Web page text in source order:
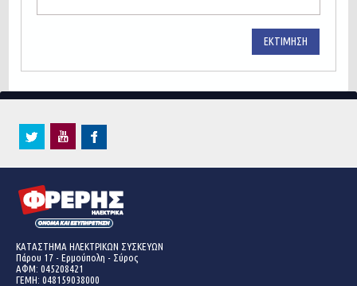
ΕΚΤΊΜΗΣΗ
ΚΑΤΑΣΤΗΜΑ ΗΛΕΚΤΡΙΚΩΝ ΣΥΣΚΕΥΩΝ
Πάρου 17 - Ερμούπολη - Σύρος
ΑΦΜ: 045208421
ΓΕΜΗ: 048159038000